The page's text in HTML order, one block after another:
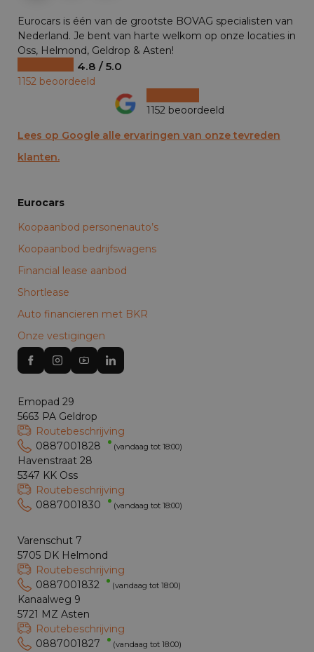
Eurocars is één van de grootste BOVAG specialisten van
Nederland. Je bent van harte welkom op onze locaties in
Oss, Helmond, Geldrop & Asten!
4.8 / 5.0
1152 beoordeeld
1152 beoordeeld
Lees op Google alle ervaringen van onze tevreden
klanten.
Eurocars
Koopaanbod personenauto’s
Koopaanbod bedrijfswagens
Financial lease aanbod
Shortlease
Auto financieren met BKR
Onze vestigingen
Emopad 29
5663 PA Geldrop
Routebeschrijving
0887001828
(vandaag tot 18:00)
Havenstraat 28
5347 KK Oss
Routebeschrijving
0887001830
(vandaag tot 18:00)
Varenschut 7
5705 DK Helmond
Routebeschrijving
0887001832
(vandaag tot 18:00)
Kanaalweg 9
5721 MZ Asten
Routebeschrijving
0887001827
(vandaag tot 18:00)